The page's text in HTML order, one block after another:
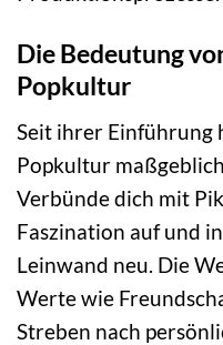
Die Bedeutung
Popkultur
Seit ihrer Einführung
Popkultur
Verbünde dich mit
Faszination auf und
Leinwand neu. Die
Werte wie
Streben nach